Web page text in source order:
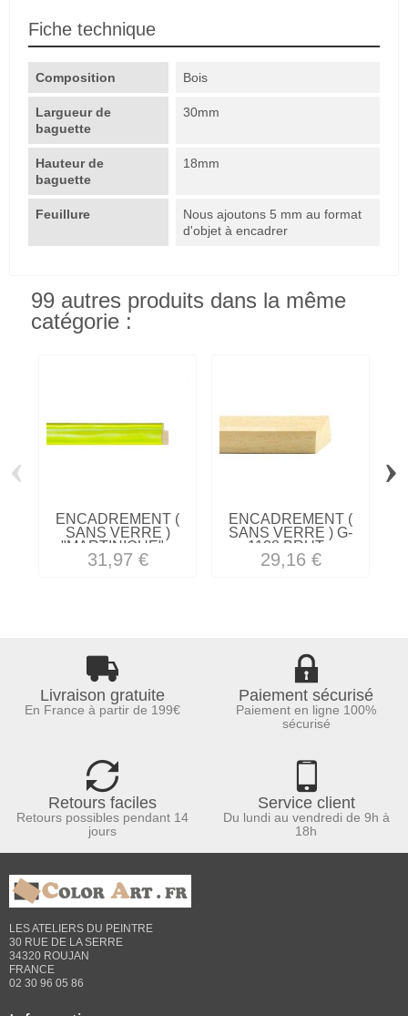
Fiche technique
Composition Bois
Largueur de
baguette
30mm
Hauteur de
baguette
18mm
Feuillure
Nous ajoutons 5 mm au format
d'objet à encadrer
99 autres produits dans la même
catégorie :
ENCADREMENT (
SANS VERRE )
"MARTINIQUE"...
31,97 €
ENCADREMENT (
SANS VERRE ) G-
1138 BRUT...
29,16 €
‹ ›
Livraison gratuite
En France à partir de 199€
Paiement sécurisé
Paiement en ligne 100%
sécurisé
Retours faciles
Retours possibles pendant 14
jours
Service client
Du lundi au vendredi de 9h à
18h
LES ATELIERS DU PEINTRE
30 RUE DE LA SERRE
34320 ROUJAN
FRANCE
02 30 96 05 86